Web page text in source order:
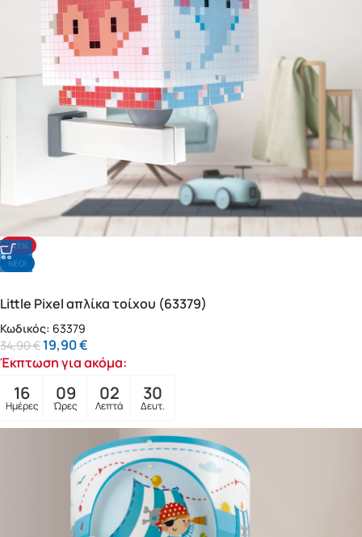
-43%
NΕΟ!
Little Pixel απλίκα τοίχου (63379)
Κωδικός: 63379
34,90€ 19,90€
Έκπτωση για ακόμα:
16
Ημέρες
09
Ώρες
02
Λεπτά
28
Δευτ.